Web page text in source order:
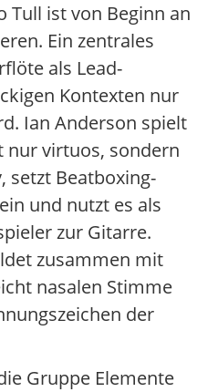
Tull ist von Beginn an
Ein zentrales
als Lead-
Kontexten nur
Ian Anderson spielt
virtuos, sondern
setzt Beatboxing-
und nutzt es als
zur Gitarre.
zusammen mit
nasalen Stimme
der
Gruppe Elemente